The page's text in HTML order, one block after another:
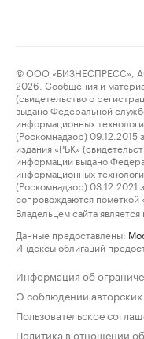
© ООО «БИЗНЕСПРЕСС»,
2026. Сообщения и
(свидетельство о
выдано Федеральной
информационных
(Роскомнадзор)
издания «РБК»
информации выдано
информационных
(Роскомнадзор)
сопровождаются пометкой
Владельцем сайта
Данные предоставлены:
Индексы облигаций
Информация об
О соблюдении авторских
Пользовательское
Политика в отношении